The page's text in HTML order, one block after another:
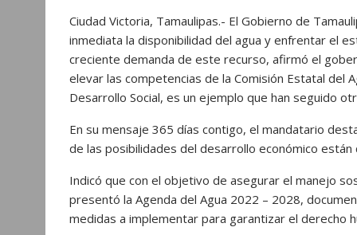
Ciudad Victoria, Tamaulipas.- El Gobierno de
inmediata la disponibilidad del agua y enfrentar el
creciente demanda de este recurso, afirmó el
elevar las competencias de la Comisión Estatal del
Desarrollo Social, es un ejemplo que han seguido
En su mensaje 365 días contigo, el mandatario
de las posibilidades del desarrollo económico
Indicó que con el objetivo de asegurar el manejo
presentó la Agenda del Agua 2022 – 2028,
medidas a implementar para garantizar el derecho